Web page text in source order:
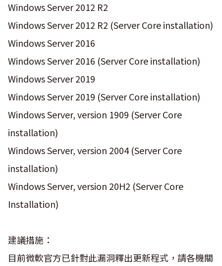
Windows Server 2012 R2
Windows Server 2012 R2 (Server Core installation)
Windows Server 2016
Windows Server 2016 (Server Core installation)
Windows Server 2019
Windows Server 2019 (Server Core installation)
Windows Server, version 1909 (Server Core
installation)
Windows Server, version 2004 (Server Core
installation)
Windows Server, version 20H2 (Server Core
Installation)
建議措施：
目前微軟官方已針對此漏洞釋出更新程式，請各機關